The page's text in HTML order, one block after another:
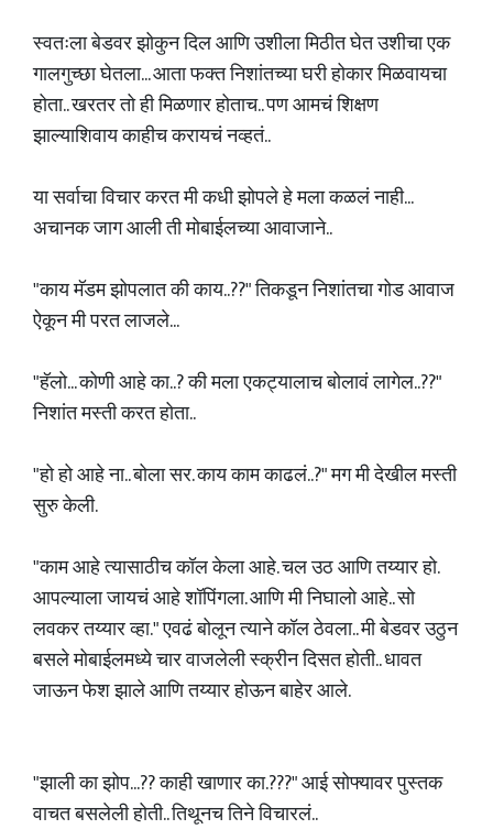
स्वतःला बेडवर झोकुन दिल आणि उशीला मिठीत घेत उशीचा एक
गालगुच्छा घेतला... आता फक्त निशांतच्या घरी होकार मिळवायचा
होता.. खरतर तो ही मिळणार होताच.. पण आमचं शिक्षण
झाल्याशिवाय काहीच करायचं नव्हतं..
या सर्वाचा विचार करत मी कधी झोपले हे मला कळलं नाही...
अचानक जाग आली ती मोबाईलच्या आवाजाने..
"काय मॅडम झोपलात की काय..??" तिकडून निशांतचा गोड आवाज
ऐकून मी परत लाजले...
"हॅलो... कोणी आहे का..? की मला एकट्यालाच बोलावं लागेल..??"
निशांत मस्ती करत होता..
"हो हो आहे ना.. बोला सर. काय काम काढलं..?" मग मी देखील मस्ती
सुरु केली.
"काम आहे त्यासाठीच कॉल केला आहे. चल उठ आणि तय्यार हो.
आपल्याला जायचं आहे शॉपिंगला. आणि मी निघालो आहे.. सो
लवकर तय्यार व्हा." एवढं बोलून त्याने कॉल ठेवला.. मी बेडवर उठुन
बसले मोबाईलमध्ये चार वाजलेली स्क्रीन दिसत होती.. धावत
जाऊन फेश झाले आणि तय्यार होऊन बाहेर आले.
"झाली का झोप...?? काही खाणार का.???" आई सोफ्यावर पुस्तक
वाचत बसलेली होती.. तिथूनच तिने विचारलं..